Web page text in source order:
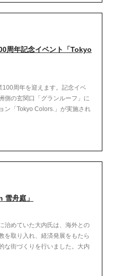
周年記念イベント「Tokyo
周年を迎えます。記念イベ
側の玄関口「グランルーフ」に
ン「Tokyo Colors.」が実施され
雪舟庭」
治めていた大内氏は、海外との
を取り入れ、経済発展をもたら
な街づくりを行いました。大内